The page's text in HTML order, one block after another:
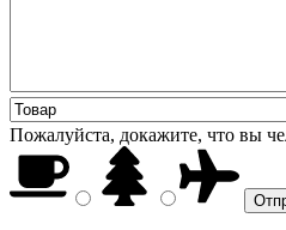
Пожалуйста, докажите, что вы